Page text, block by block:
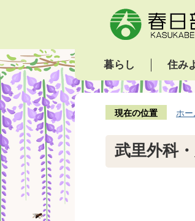
暮らし 住み
現在の位置 ホー
武里外科